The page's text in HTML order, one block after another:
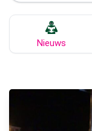
Nieuws